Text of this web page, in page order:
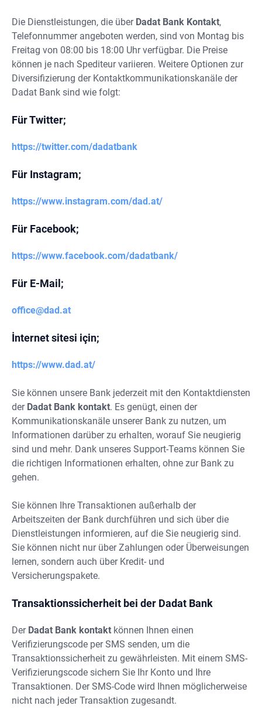
Die Dienstleistungen, die über Dadat Bank Kontakt,
Telefonnummer angeboten werden, sind von Montag bis
Freitag von 08:00 bis 18:00 Uhr verfügbar. Die Preise
können je nach Spediteur variieren. Weitere Optionen zur
Diversifizierung der Kontaktkommunikationskanäle der
Dadat Bank sind wie folgt:
Für Twitter;
https://twitter.com/dadatbank
Für Instagram;
https://www.instagram.com/dad.at/
Für Facebook;
https://www.facebook.com/dadatbank/
Für E-Mail;
office@dad.at
İnternet sitesi için;
https://www.dad.at/
Sie können unsere Bank jederzeit mit den Kontaktdiensten
der Dadat Bank kontakt. Es genügt, einen der
Kommunikationskanäle unserer Bank zu nutzen, um
Informationen darüber zu erhalten, worauf Sie neugierig
sind und mehr. Dank unseres Support-Teams können Sie
die richtigen Informationen erhalten, ohne zur Bank zu
gehen.
Sie können Ihre Transaktionen außerhalb der
Arbeitszeiten der Bank durchführen und sich über die
Dienstleistungen informieren, auf die Sie neugierig sind.
Sie können nicht nur über Zahlungen oder Überweisungen
lernen, sondern auch über Kredit- und
Versicherungspakete.
Transaktionssicherheit bei der Dadat Bank
Der Dadat Bank kontakt können Ihnen einen
Verifizierungscode per SMS senden, um die
Transaktionssicherheit zu gewährleisten. Mit einem SMS-
Verifizierungscode sichern Sie Ihr Konto und Ihre
Transaktionen. Der SMS-Code wird Ihnen möglicherweise
nicht nach jeder Transaktion zugesandt.